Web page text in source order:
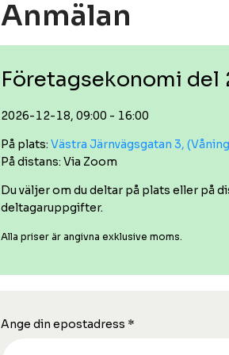
Anmälan
Företagsekonomi del
2026-12-18, 09:00 - 16:00
På plats: Västra Järnvägsgatan 3,
På distans: Via Zoom
Du väljer om du deltar på plats eller på
deltagaruppgifter.
Alla priser är angivna exklusive moms.
Ange din epostadress *